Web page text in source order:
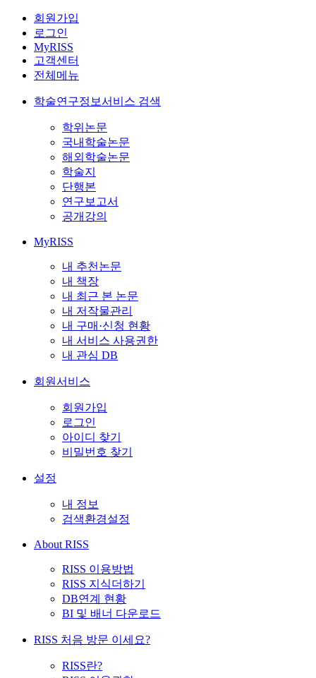
회원가입
로그인
MyRISS
고객센터
전체메뉴
학술연구정보서비스 검색
학위논문
국내학술논문
해외학술논문
학술지
단행본
연구보고서
공개강의
MyRISS
내 추천논문
내 책장
내 최근 본 논문
내 저작물관리
내 구매·신청 현황
내 서비스 사용권한
내 관심 DB
회원서비스
회원가입
로그인
아이디 찾기
비밀번호 찾기
설정
내 정보
검색환경설정
About RISS
RISS 이용방법
RISS 지식더하기
DB연계 현황
BI 및 배너 다운로드
RISS 처음 방문 이세요?
RISS란?